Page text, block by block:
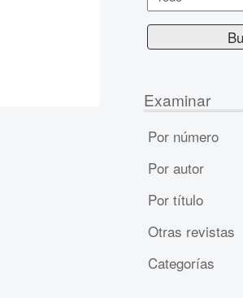
Examinar
Por número
Por autor
Por título
Otras revistas
Categorías